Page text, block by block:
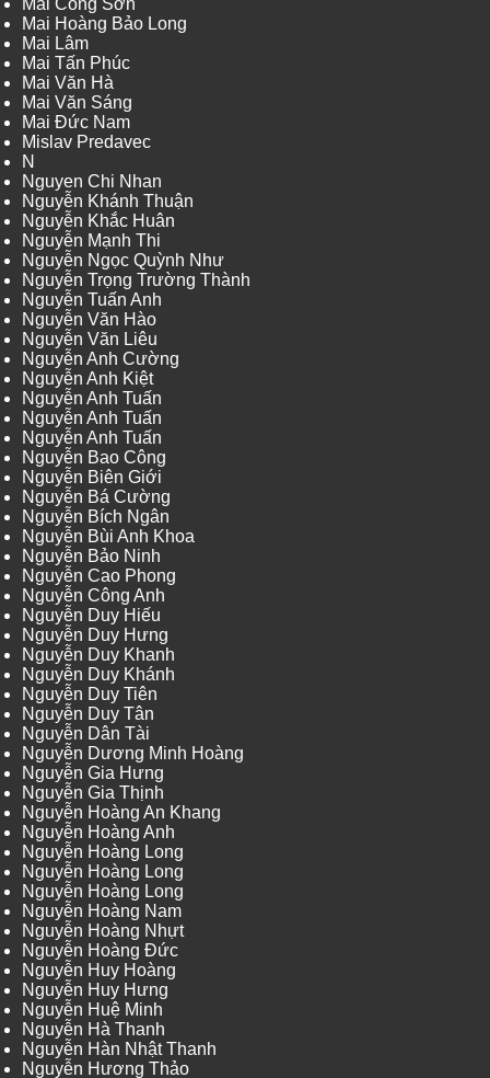
Mai Công Sơn
Mai Hoàng Bảo Long
Mai Lâm
Mai Tấn Phúc
Mai Văn Hà
Mai Văn Sáng
Mai Đức Nam
Mislav Predavec
N
Nguyen Chi Nhan
Nguyễn Khánh Thuận
Nguyễn Khắc Huân
Nguyễn Mạnh Thi
Nguyễn Ngọc Quỳnh Như
Nguyễn Trọng Trường Thành
Nguyễn Tuấn Anh
Nguyễn Văn Hào
Nguyễn Văn Liêu
Nguyễn Anh Cường
Nguyễn Anh Kiệt
Nguyễn Anh Tuấn
Nguyễn Anh Tuấn
Nguyễn Anh Tuấn
Nguyễn Bao Công
Nguyễn Biên Giới
Nguyễn Bá Cường
Nguyễn Bích Ngân
Nguyễn Bùi Anh Khoa
Nguyễn Bảo Ninh
Nguyễn Cao Phong
Nguyễn Công Anh
Nguyễn Duy Hiếu
Nguyễn Duy Hưng
Nguyễn Duy Khanh
Nguyễn Duy Khánh
Nguyễn Duy Tiên
Nguyễn Duy Tân
Nguyễn Dân Tài
Nguyễn Dương Minh Hoàng
Nguyễn Gia Hưng
Nguyễn Gia Thịnh
Nguyễn Hoàng An Khang
Nguyễn Hoàng Anh
Nguyễn Hoàng Long
Nguyễn Hoàng Long
Nguyễn Hoàng Long
Nguyễn Hoàng Nam
Nguyễn Hoàng Nhựt
Nguyễn Hoàng Đức
Nguyễn Huy Hoàng
Nguyễn Huy Hưng
Nguyễn Huệ Minh
Nguyễn Hà Thanh
Nguyễn Hàn Nhật Thanh
Nguyễn Hương Thảo